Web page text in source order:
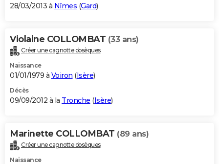
28/03/2013 à Nîmes (Gard)
Violaine COLLOMBAT (33 ans)
Créer une cagnotte obsèques
Naissance
01/01/1979 à Voiron (Isère)
Décès
09/09/2012 à la Tronche (Isère)
Marinette COLLOMBAT (89 ans)
Créer une cagnotte obsèques
Naissance